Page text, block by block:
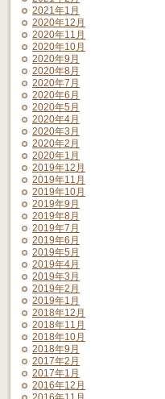
2021年1月
2020年12月
2020年11月
2020年10月
2020年9月
2020年8月
2020年7月
2020年6月
2020年5月
2020年4月
2020年3月
2020年2月
2020年1月
2019年12月
2019年11月
2019年10月
2019年9月
2019年8月
2019年7月
2019年6月
2019年5月
2019年4月
2019年3月
2019年2月
2019年1月
2018年12月
2018年11月
2018年10月
2018年9月
2017年2月
2017年1月
2016年12月